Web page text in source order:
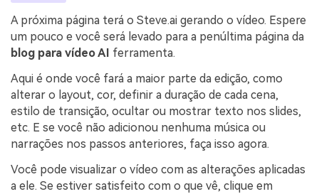
A próxima página terá o Steve.ai gerando o vídeo. Espere
um pouco e você será levado para a penúltima página da
blog para vídeo AI ferramenta.
Aqui é onde você fará a maior parte da edição, como
alterar o layout, cor, definir a duração de cada cena,
estilo de transição, ocultar ou mostrar texto nos slides,
etc. E se você não adicionou nenhuma música ou
narrações nos passos anteriores, faça isso agora.
Você pode visualizar o vídeo com as alterações aplicadas
a ele. Se estiver satisfeito com o que vê, clique em